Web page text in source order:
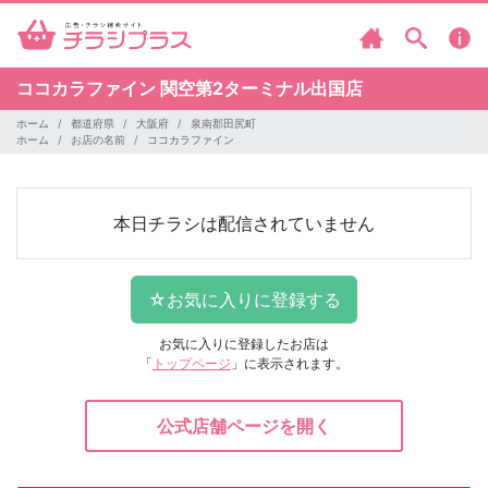
ココカラファイン 関空第2ターミナル出国店
ホーム 都道府県 大阪府
泉南郡田尻町
ホーム
お店の名前 ココカラファイン
本日チラシは配信されていません
お気に入りに登録したお店は
「 トップページ 」に表示されます。
公式店舗ページを開く